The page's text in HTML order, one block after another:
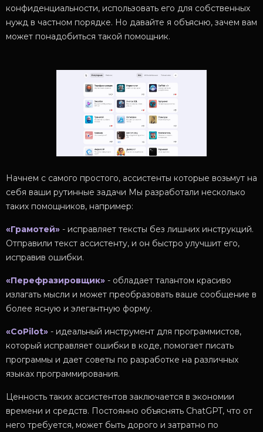
конфиденциальности, использовать его для собственных
нужд в частном порядке. Но давайте я объясню, зачем вам
может понадобиться такой помощник.
Начнем с самого простого, ассистенты которые возьмут на
себя ваши рутинные задачи Мы разработали несколько
таких помощников, например:
«Грамотей» - исправляет тексты без лишних инструкций.
Отправили текст ассистенту, и он быстро улучшит его,
исправив ошибки.
«Перефразировщик» - обладает талантом красиво
излагать мысли и может преобразовать ваше сообщение в
более ясную и элегантную форму.
«CoPilot» - идеальный инструмент для программистов,
который исправляет ошибки в коде, помогает писать
программы и дает советы по разработке на различных
языках программирования.
Ценность таких ассистентов заключается в экономии
времени и средств. Постоянно объяснять ChatGPT, что от
него требуется, может быть дорого и затратно по